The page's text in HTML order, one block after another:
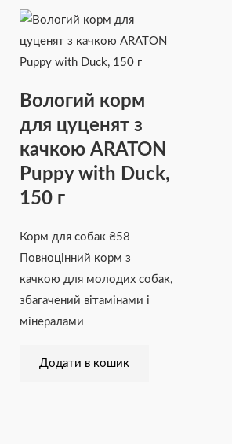
Вологий корм
для цуценят з
качкою ARATON
Puppy with Duck,
150 г
Корм для собак₴58
Повноцінний корм з
качкою для молодих собак,
збагачений вітамінами і
мінералами
Додати в кошик